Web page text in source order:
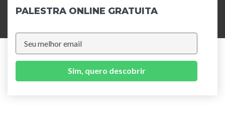
PALESTRA ONLINE GRATUITA
Sim, quero descobrir